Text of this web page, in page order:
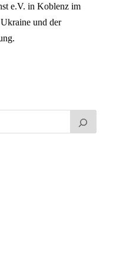
e.V. in Koblenz im
und der